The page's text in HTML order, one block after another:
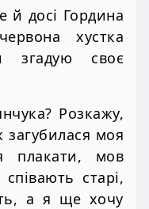
й досі Гордина
хустка
своє
Розкажу,
моя
плакати, мов
старі,
а я ще хочу